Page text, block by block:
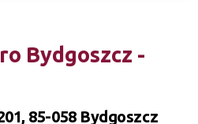
Bydgoszcz -
85-058 Bydgoszcz